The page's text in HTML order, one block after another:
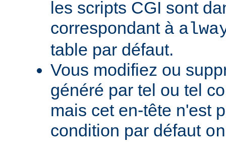
les scripts CGI sont
correspondant à
table par défaut.
Vous modifiez ou
généré par tel ou tel
mais cet en-tête n'est
condition par défaut